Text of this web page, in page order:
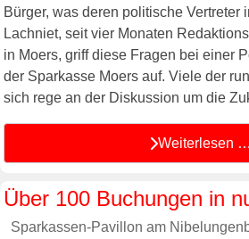
Bürger, was deren politische Vertreter
Lachniet, seit vier Monaten
in Moers, griff diese Fragen bei einer
der Sparkasse Moers auf. Viele der
sich rege an der Diskussion um die
Weiterlesen …
Über 100 Buchungen in
Sparkassen-Pavillon am